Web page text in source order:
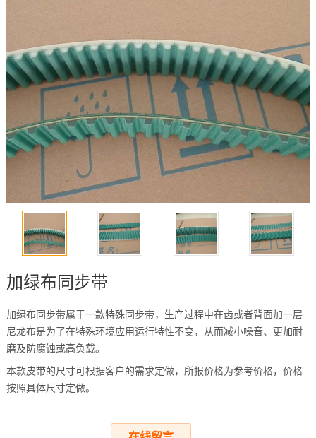
加绿布同步带
加绿布同步带属于一款特殊同步带，生产过程中在齿或者背面加一层
尼龙布是为了在特殊环境应用运行特性不变，从而减小噪音、更加耐
磨及防腐蚀或高负载。
本款皮带的尺寸可根据客户的需求定做，所报价格为参考价格，价格
按照具体尺寸定做。